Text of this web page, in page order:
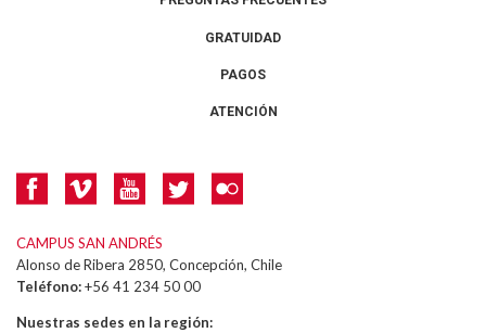
GRATUIDAD
PAGOS
ATENCIÓN
CAMPUS SAN ANDRÉS
Alonso de Ribera 2850, Concepción, Chile
Teléfono:+56 41 234 50 00
Nuestras sedes en la región: